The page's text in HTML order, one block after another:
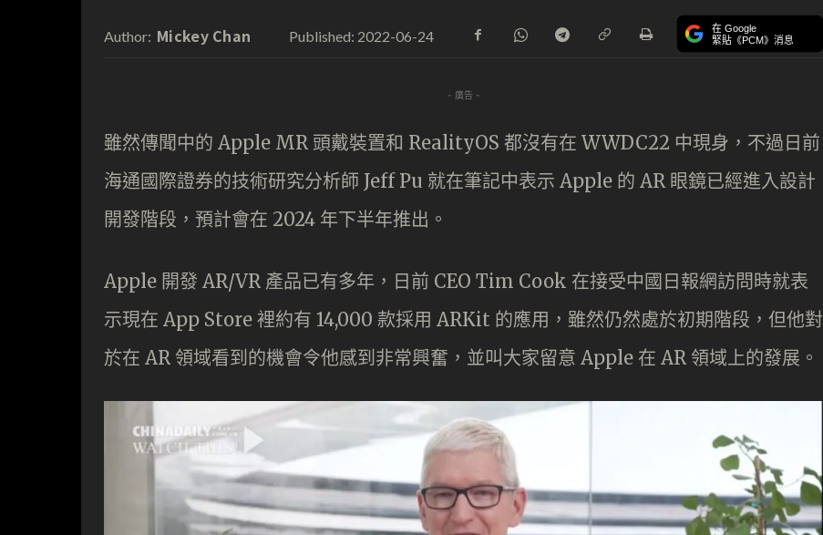
Author: Mickey Chan Published: 2022-06-24 在 Google
緊貼《PCM》消息
- 廣告 -
雖然傳聞中的 Apple MR 頭戴裝置和 RealityOS 都沒有在 WWDC22 中現身，不過日前
海通國際證券的技術研究分析師 Jeff Pu 就在筆記中表示 Apple 的 AR 眼鏡已經進入設計
開發階段，預計會在 2024 年下半年推出。
Apple 開發 AR/VR 產品已有多年，日前 CEO Tim Cook 在接受中國日報網訪問時就表
示現在 App Store 裡約有 14,000 款採用 ARKit 的應用，雖然仍然處於初期階段，但他對
於在 AR 領域看到的機會令他感到非常興奮，並叫大家留意 Apple 在 AR 領域上的發展。